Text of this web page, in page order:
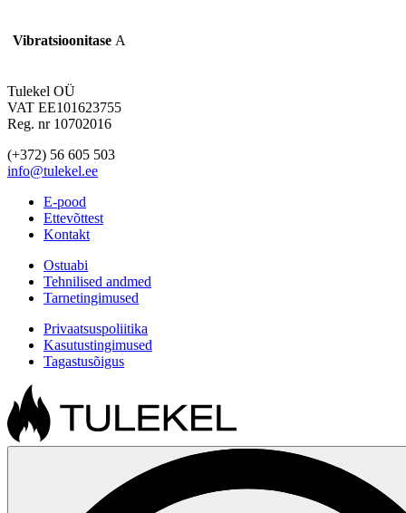
Vibratsioonitase A
Tulekel OÜ
VAT EE101623755
Reg. nr 10702016
(+372) 56 605 503
info@tulekel.ee
E-pood
Ettevõttest
Kontakt
Ostuabi
Tehnilised andmed
Tarnetingimused
Privaatsuspoliitika
Kasutustingimused
Tagastusõigus